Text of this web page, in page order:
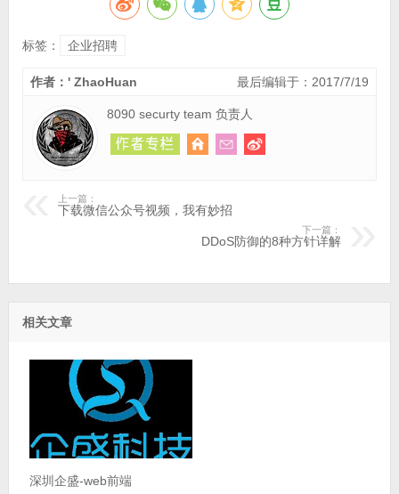
标签： 企业招聘
最后编辑于：2017/7/19
作者：' ZhaoHuan
8090 securty team 负责人
上一篇：
下载微信公众号视频，我有妙招
下一篇：
DDoS防御的8种方针详解
相关文章
深圳企盛-web前端